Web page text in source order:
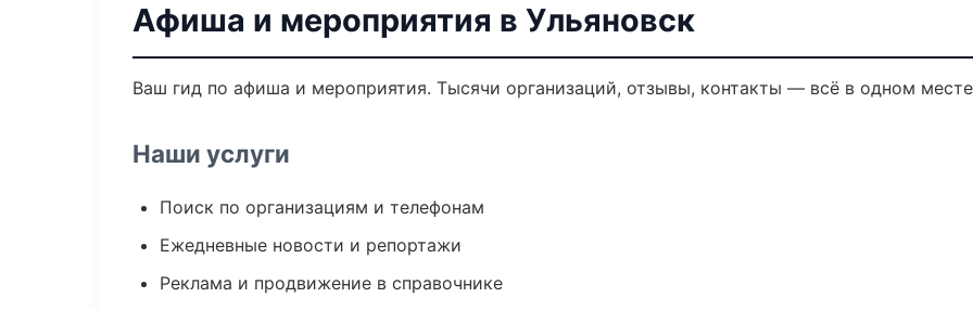
Афиша и мероприятия в Ульяновск
Ваш гид по афиша и мероприятия. Тысячи организаций, отзывы, контакты — всё в одном
Наши услуги
Поиск по организациям и телефонам
Ежедневные новости и репортажи
Реклама и продвижение в справочнике